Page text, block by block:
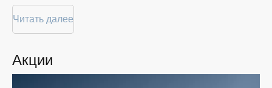
Показать
ещё
Покупателям доступна покупка по привлекательной
цене: мы регулярно обновляем ассортимент, следим
за актуальностью наличия и предоставляем большой
найдёте нужный продукт в нужный момент. Доставим
ваш товар быстро — независимо от объема, с
Читать далее
Акции